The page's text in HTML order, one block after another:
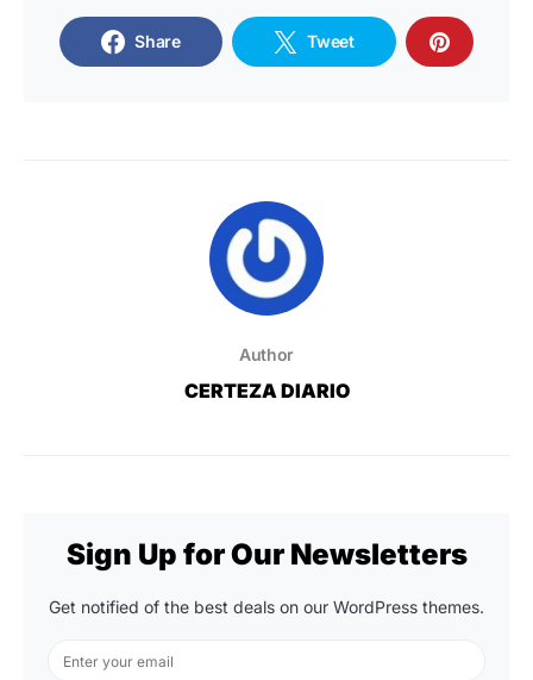
Share Tweet
Author
CERTEZA DIARIO
Sign Up for Our Newsletters
Get notified of the best deals on our WordPress themes.